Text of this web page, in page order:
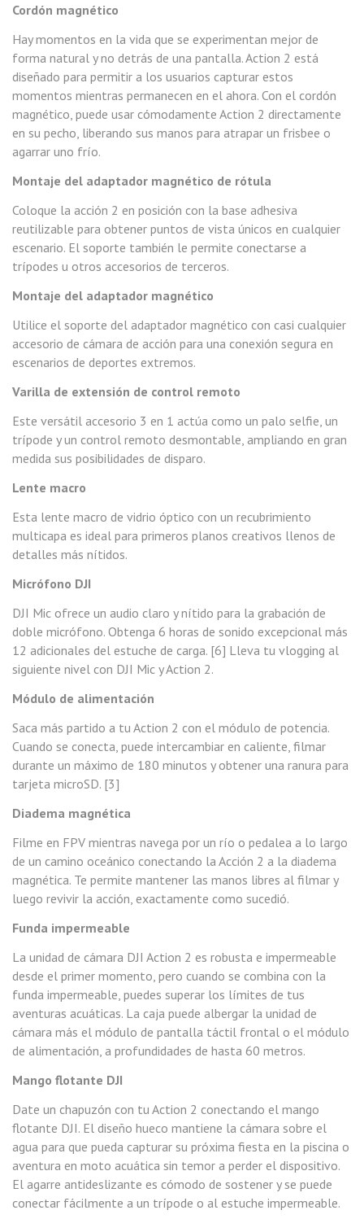
Cordón magnético
Hay momentos en la vida que se experimentan mejor de
forma natural y no detrás de una pantalla. Action 2 está
diseñado para permitir a los usuarios capturar estos
momentos mientras permanecen en el ahora. Con el cordón
magnético, puede usar cómodamente Action 2 directamente
en su pecho, liberando sus manos para atrapar un frisbee o
agarrar uno frío.
Montaje del adaptador magnético de rótula
Coloque la acción 2 en posición con la base adhesiva
reutilizable para obtener puntos de vista únicos en cualquier
escenario. El soporte también le permite conectarse a
trípodes u otros accesorios de terceros.
Montaje del adaptador magnético
Utilice el soporte del adaptador magnético con casi cualquier
accesorio de cámara de acción para una conexión segura en
escenarios de deportes extremos.
Varilla de extensión de control remoto
Este versátil accesorio 3 en 1 actúa como un palo selfie, un
trípode y un control remoto desmontable, ampliando en gran
medida sus posibilidades de disparo.
Lente macro
Esta lente macro de vidrio óptico con un recubrimiento
multicapa es ideal para primeros planos creativos llenos de
detalles más nítidos.
Micrófono DJI
DJI Mic ofrece un audio claro y nítido para la grabación de
doble micrófono. Obtenga 6 horas de sonido excepcional más
12 adicionales del estuche de carga. [6] Lleva tu vlogging al
siguiente nivel con DJI Mic y Action 2.
Módulo de alimentación
Saca más partido a tu Action 2 con el módulo de potencia.
Cuando se conecta, puede intercambiar en caliente, filmar
durante un máximo de 180 minutos y obtener una ranura para
tarjeta microSD. [3]
Diadema magnética
Filme en FPV mientras navega por un río o pedalea a lo largo
de un camino oceánico conectando la Acción 2 a la diadema
magnética. Te permite mantener las manos libres al filmar y
luego revivir la acción, exactamente como sucedió.
Funda impermeable
La unidad de cámara DJI Action 2 es robusta e impermeable
desde el primer momento, pero cuando se combina con la
funda impermeable, puedes superar los límites de tus
aventuras acuáticas. La caja puede albergar la unidad de
cámara más el módulo de pantalla táctil frontal o el módulo
de alimentación, a profundidades de hasta 60 metros.
Mango flotante DJI
Date un chapuzón con tu Action 2 conectando el mango
flotante DJI. El diseño hueco mantiene la cámara sobre el
agua para que pueda capturar su próxima fiesta en la piscina o
aventura en moto acuática sin temor a perder el dispositivo.
El agarre antideslizante es cómodo de sostener y se puede
conectar fácilmente a un trípode o al estuche impermeable.